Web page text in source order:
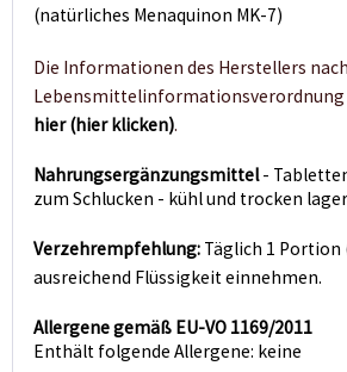
(natürliches Menaquinon MK-7)
Die Informationen des Herstellers
Lebensmittelinformationsverordnung
hier (hier klicken).
Nahrungsergänzungsmittel-
zum Schlucken - kühl und trocken
Verzehrempfehlung: Täglich 1
ausreichend Flüssigkeit einnehmen.
Allergene gemäß EU-VO 1169/2011
Enthält folgende Allergene: keine